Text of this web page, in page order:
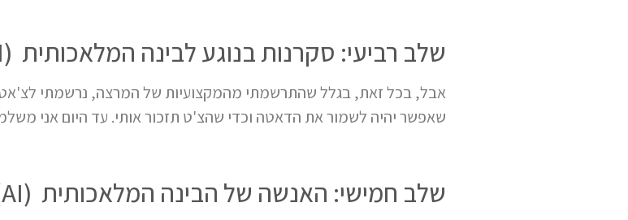
שלב רביעי: סקרנות בנוגע לבינה המלאכותית (AI)
שאפשר יהיה לשמור את הדאטה וכדי שהצ'ט תזכור אותי. עד היום אני משלמת 20 דולר
שלב חמישי: האנשה של הבינה המלאכותית (AI)